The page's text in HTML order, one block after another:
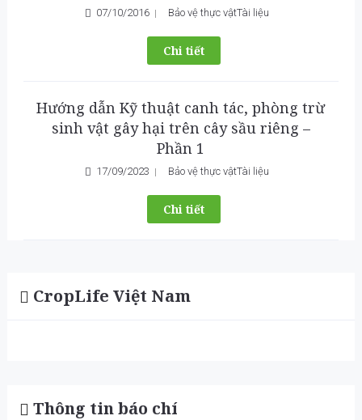
07/10/2016 Bảo vệ thực vậtTài liệu
Chi tiết
Hướng dẫn Kỹ thuật canh tác, phòng trừ
sinh vật gây hại trên cây sầu riêng –
Phần 1
17/09/2023 Bảo vệ thực vậtTài liệu
Chi tiết
CropLife Việt Nam
Thông tin báo chí